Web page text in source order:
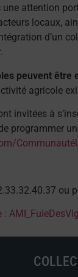
une attention
locaux,
d’un
peuvent être
agricole
invitées à
programmer
ou